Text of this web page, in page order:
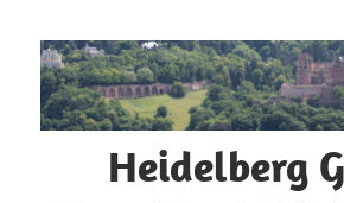
Inhalt
springen
Heidelberg